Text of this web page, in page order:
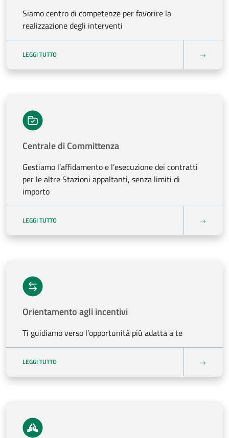
Siamo centro di competenze per favorire la
realizzazione degli interventi
LEGGI TUTTO
Centrale di Committenza
Gestiamo l’affidamento e l’esecuzione dei contratti
per le altre Stazioni appaltanti, senza limiti di
importo
LEGGI TUTTO
Orientamento agli incentivi
Ti guidiamo verso l’opportunità più adatta a te
LEGGI TUTTO